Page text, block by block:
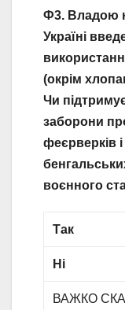
Ф3. Владою
Україні
(окрім
Чи
заборони
феєрверків
воєнного
Так
Ні
ВАЖКО